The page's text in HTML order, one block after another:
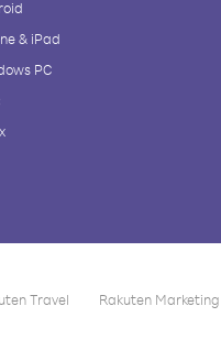
& iPad
PC
Travel Rakuten Marketing